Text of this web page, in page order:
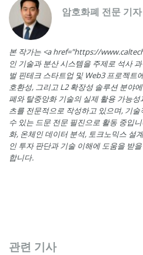
암호화폐 전문 기자
본 작가는 <a href="https://
인 기술과 분산 시스템을 주제로 석사
벌 핀테크 스타트업 및 Web3 프로젝트
호환성, 그리고 L2 확장성 솔루션 분야
폐와 탈중앙화 기술의 실제 활용 가능
츠를 전문적으로 작성하고 있으며, 기
수 있는 드문 전문 필진으로 활동 중입
화, 온체인 데이터 분석, 토크노믹스 설
인 투자 판단과 기술 이해에 도움을 받
합니다.
관련 기사